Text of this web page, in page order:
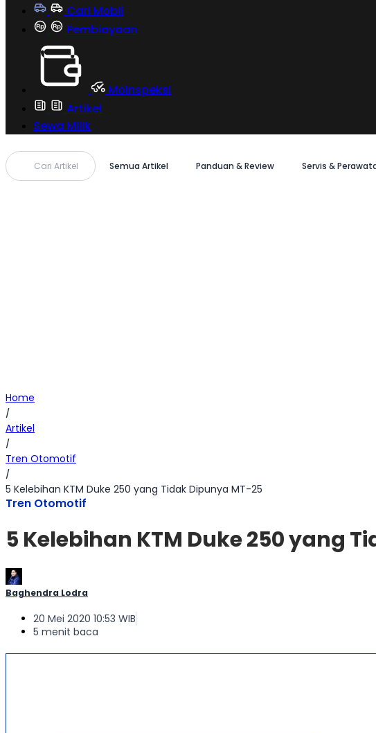
Cari Mobil
Pembiayaan
MoInspeksi
Artikel
Sewa Milik
Cari Artikel Semua Artikel Panduan & Review Servis &
Home
/
Artikel
/
Tren Otomotif
/
5 Kelebihan KTM Duke 250 yang Tidak Dipunya MT-25
Tren Otomotif
5 Kelebihan KTM Duke 250 yang
Baghendra Lodra
20 Mei 2020 10:53 WIB
5 menit baca